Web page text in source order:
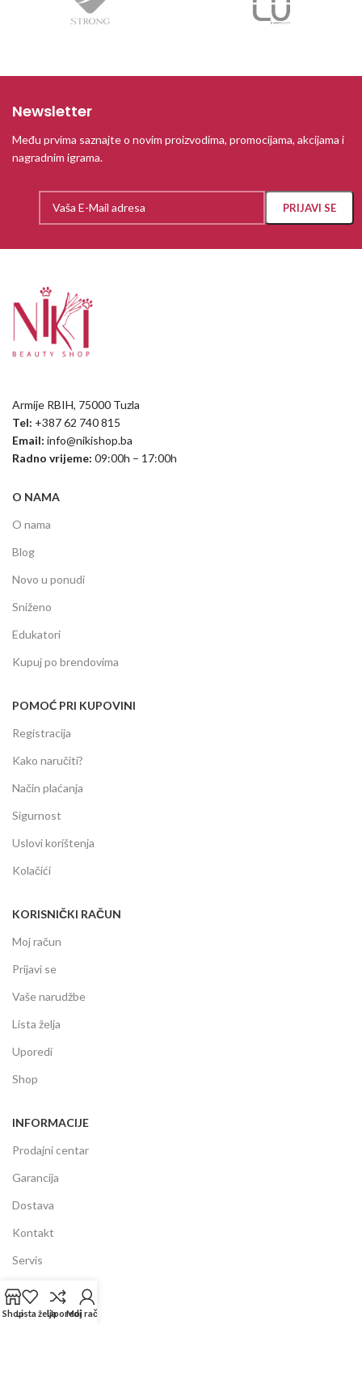
Newsletter
Među prvima saznajte o novim proizvodima, promocijama, akcijama i
nagradnim igrama.
Armije RBIH, 75000 Tuzla
Tel: +387 62 740 815
Email: info@nikishop.ba
Radno vrijeme: 09:00h – 17:00h
O NAMA
O nama
Blog
Novo u ponudi
Sniženo
Edukatori
Kupuj po brendovima
POMOĆ PRI KUPOVINI
Registracija
Kako naručiti?
Način plaćanja
Sigurnost
Uslovi korištenja
Kolačići
KORISNIČKI RAČUN
Moj račun
Prijavi se
Vaše narudžbe
Lista želja
Uporedi
Shop
INFORMACIJE
Prodajni centar
Garancija
Dostava
Kontakt
Servis
FAQ
ShopLista željaUporediMoj račun